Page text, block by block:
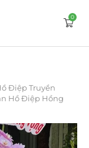
0
Điệp Truyền
Hồ Điệp Hồng